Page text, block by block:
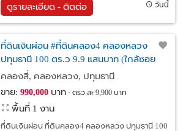
ดูรายละเอียด - ติดต่อ วันนี้
ที่ดินเงินผ่อน #ที่ดินคลอง4 คลองหลวง
ปทุมธานี 100 ตร.ว 9.9 แสนบาท (ใกล้ซอย
คลองสี่ตะวันออก73)
คลองสี่, คลองหลวง, ปทุมธานี
ขาย: 990,000บาท ตรว.ละ 9,900 บาท
พื้นที่ 1 งาน
ที่ดินเงินผ่อน ที่ดินคลอง4 คลองหลวง ปทุมธานี 100